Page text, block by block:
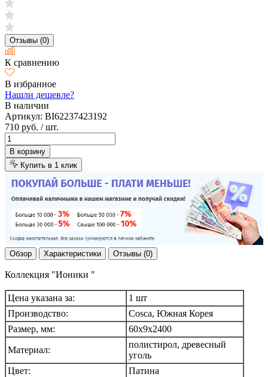
Отзывы (0)
К сравнению
В избранное
Нашли дешевле?
В наличии
Артикул: BI62237423192
710 руб. / шт.
В корзину
Купить в 1 клик
Обзор Характеристики Отзывы (0)
Коллекция "Ионики "
Цена указана за:
1 шт
Производство:
Cosca, Южная Корея
Размер, мм:
60х9х2400
Материал:
полистирол, древесный
уголь
Цвет:
Патина